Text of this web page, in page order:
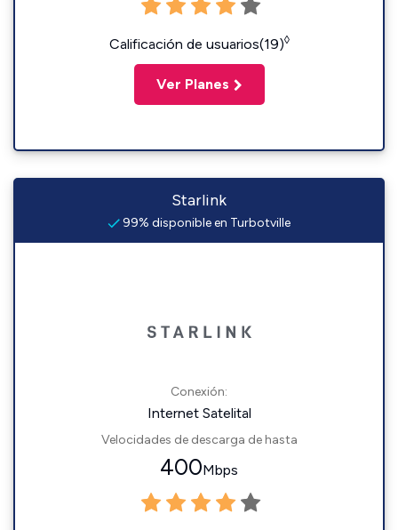
Calificación de usuarios(19)◊
Ver Planes
Starlink
99% disponible en Turbotville
Conexión:
Internet Satelital
Velocidades de descarga de hasta
400Mbps